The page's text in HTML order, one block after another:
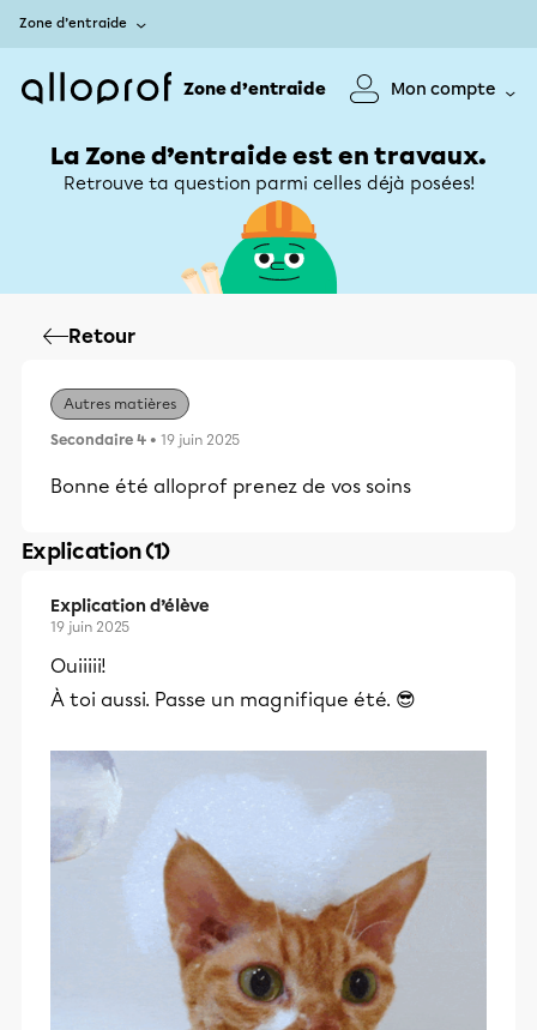
Zone d’entraide
Zone d’entraide Mon compte
La Zone d’entraide est en travaux.
Retrouve ta question parmi celles déjà posées!
Retour
Autres matières
Secondaire 4 • 19 juin 2025
Bonne été alloprof prenez de vos soins
Explication (1)
Explication d’élève
19 juin 2025
Ouiiiii!
À toi aussi. Passe un magnifique été. 😎